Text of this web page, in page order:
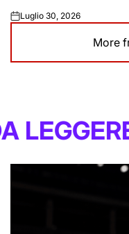
onLuglio 30, 2026
More